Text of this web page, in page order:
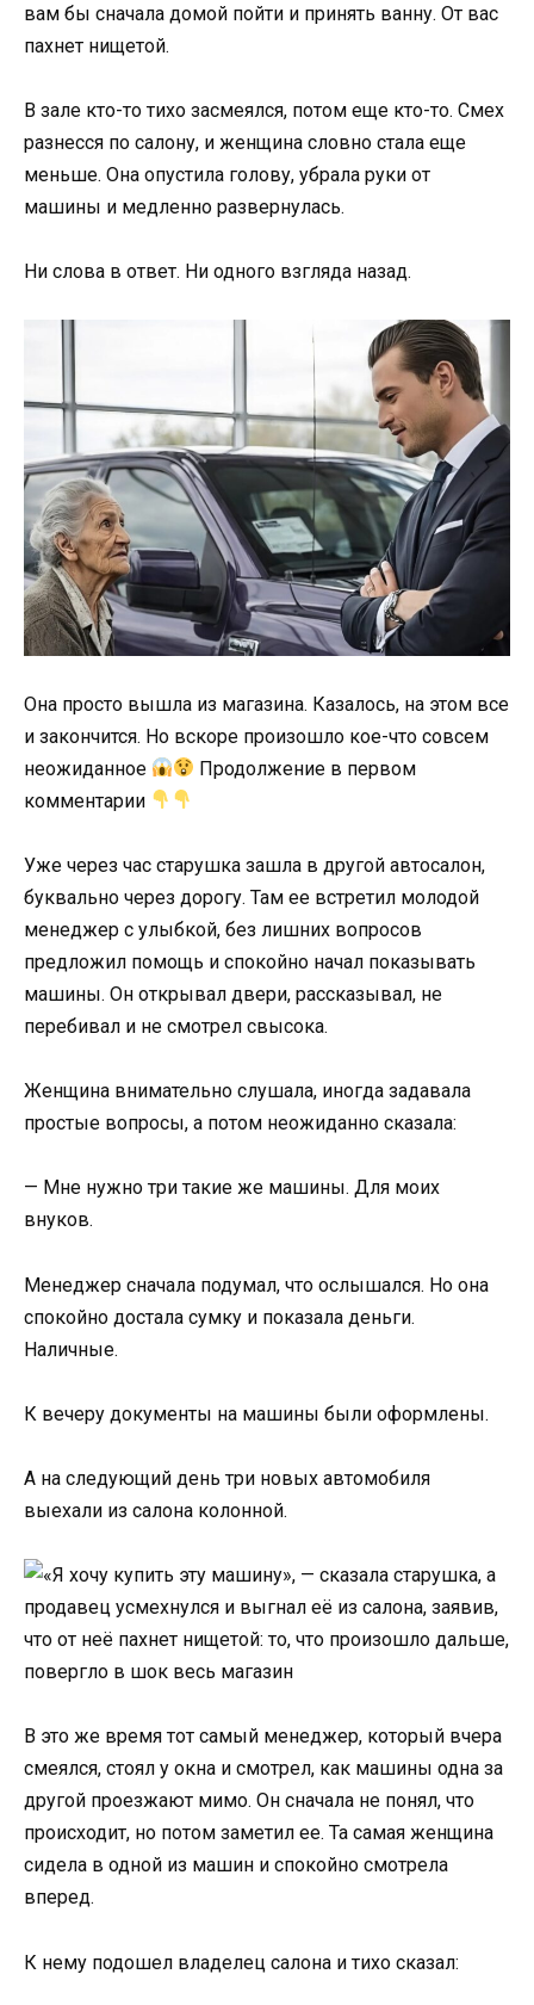
вам бы сначала домой пойти и принять ванну. От вас
пахнет нищетой.
В зале кто-то тихо засмеялся, потом еще кто-то. Смех
разнесся по салону, и женщина словно стала еще
меньше. Она опустила голову, убрала руки от
машины и медленно развернулась.
Ни слова в ответ. Ни одного взгляда назад.
Она просто вышла из магазина. Казалось, на этом все
и закончится. Но вскоре произошло кое-что совсем
неожиданное
Продолжение в первом
комментарии
Уже через час старушка зашла в другой автосалон,
буквально через дорогу. Там ее встретил молодой
менеджер с улыбкой, без лишних вопросов
предложил помощь и спокойно начал показывать
машины. Он открывал двери, рассказывал, не
перебивал и не смотрел свысока.
Женщина внимательно слушала, иногда задавала
простые вопросы, а потом неожиданно сказала:
— Мне нужно три такие же машины. Для моих
внуков.
Менеджер сначала подумал, что ослышался. Но она
спокойно достала сумку и показала деньги.
Наличные.
К вечеру документы на машины были оформлены.
А на следующий день три новых автомобиля
выехали из салона колонной.
В это же время тот самый менеджер, который вчера
смеялся, стоял у окна и смотрел, как машины одна за
другой проезжают мимо. Он сначала не понял, что
происходит, но потом заметил ее. Та самая женщина
сидела в одной из машин и спокойно смотрела
вперед.
К нему подошел владелец салона и тихо сказал: